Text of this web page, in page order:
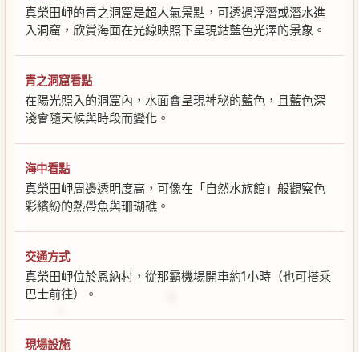
真榮田岬的青之洞窟是超人氣景點，可透過浮潛或潛水進
入洞窟，欣賞海面在光線映照下呈現鈷藍色光澤的景象。
青之洞窟看點
在陽光照入的洞窟內，水面會呈現神秘的藍色，且藍色深
淺會隨天候與時段而變化。
海中看點
真榮田岬周邊透明度高，可像在「自然水族館」般觀察色
彩繽紛的熱帶魚與珊瑚礁。
交通方式
真榮田岬位於恩納村，從那霸機場開車約1小時（也可搭乘
巴士前往）。
現場設施